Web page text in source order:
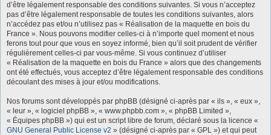
d’être légalement responsable des conditions suivantes. Si vous n’acceptez
pas d’être légalement responsable de toutes les conditions suivantes, alors
n’accédez pas et/ou n’utilisez pas « Réalisation de la maquette en bois du
France ». Nous pouvons modifier celles-ci à n’importe quel moment et nous
ferons tout pour que vous en soyez informé, bien qu’il soit prudent de vérifier
régulièrement celles-ci par vous-même. Si vous continuez d’utiliser
« Réalisation de la maquette en bois du France » alors que des changements
ont été effectués, vous acceptez d’être légalement responsable des conditions
découlant des mises à jour et/ou modifications.
Nos forums sont développés par phpBB (désigné ci-après par « ils », « eux »,
« leur », « logiciel phpBB », « www.phpbb.com », « phpBB Limited »,
« Équipes phpBB ») qui est un script libre de forum, déclaré sous la licence «
GNU General Public License v2 » (désigné ci-après par « GPL ») et qui peut